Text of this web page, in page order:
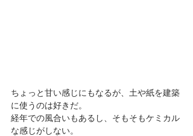
ちょっと甘い感じにもなるが、土や紙を建築
に使うのは好きだ。
経年での風合いもあるし、そもそもケミカル
な感じがしない。